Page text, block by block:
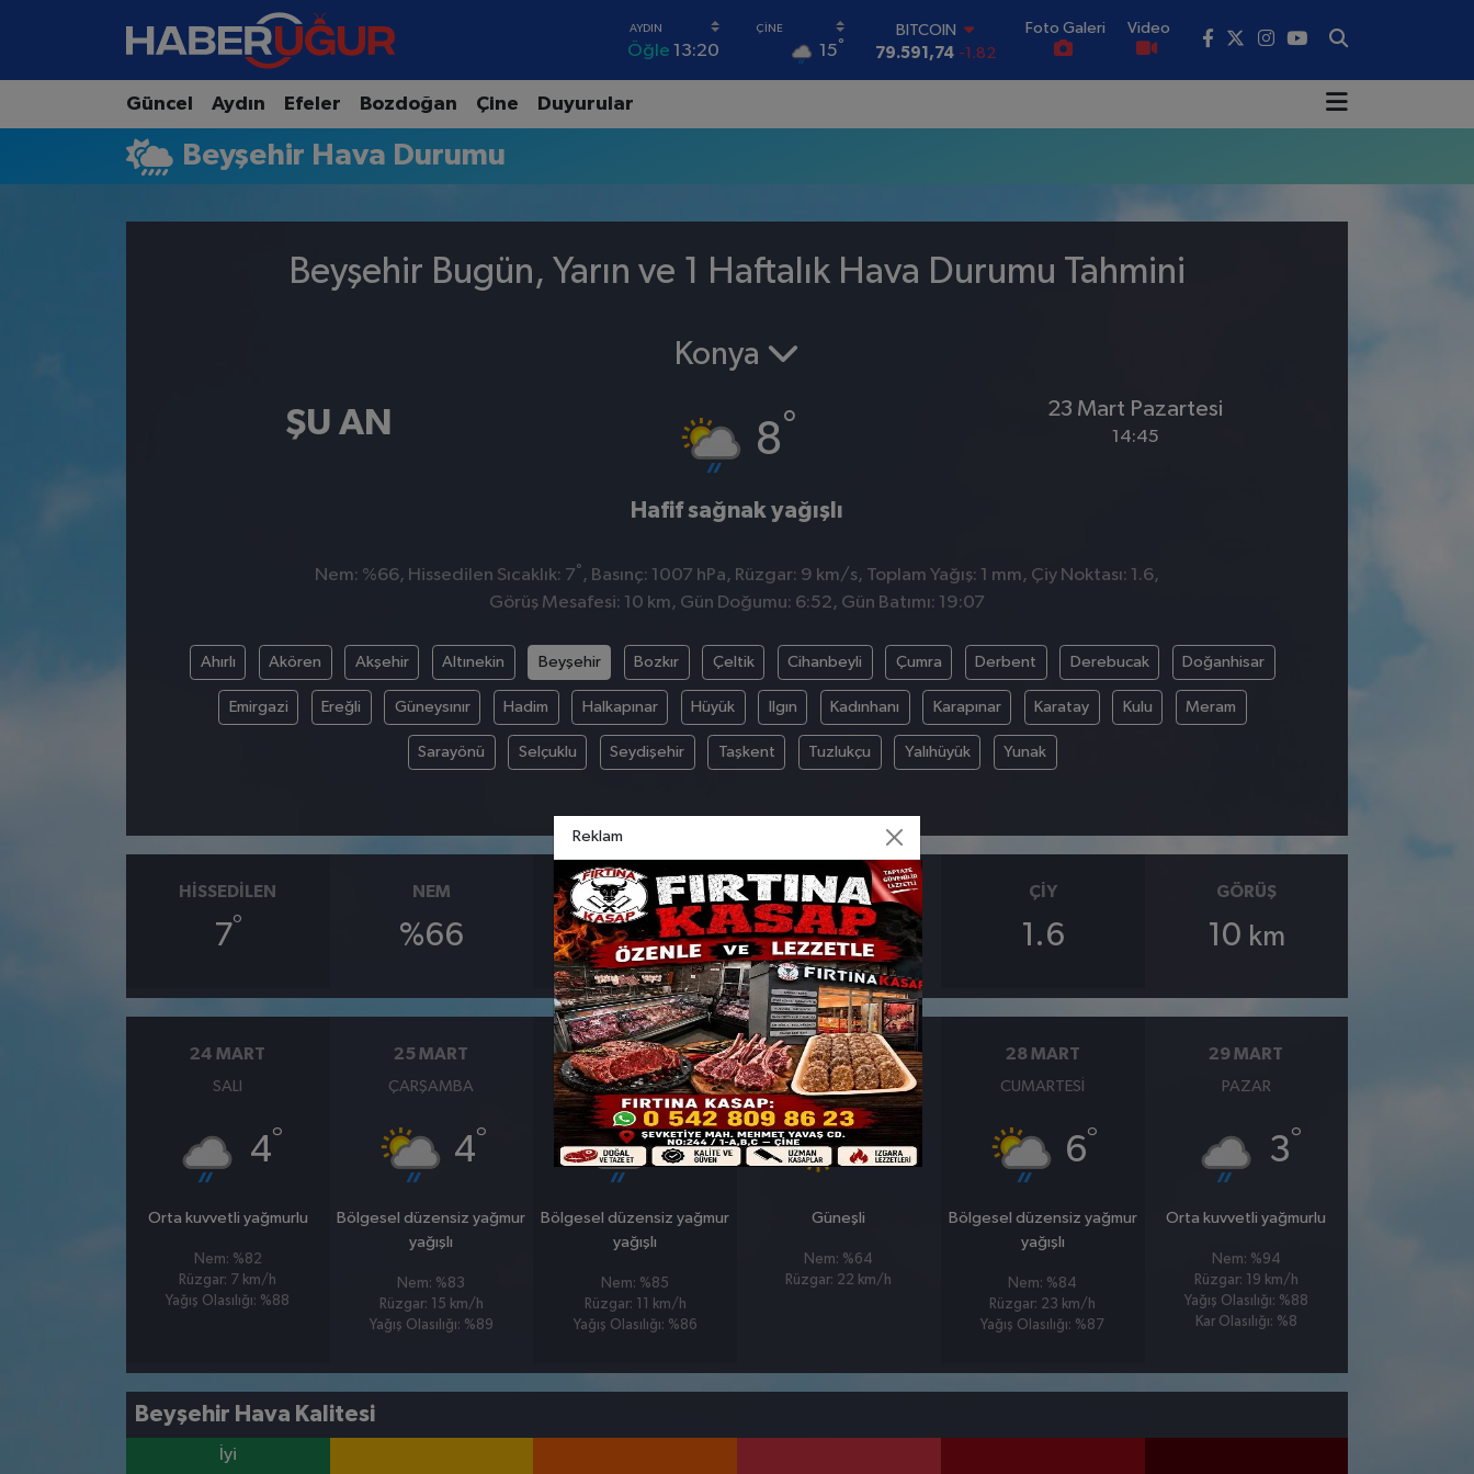
Öğle 13:20 15°
BITCOIN
79.591,74 -1.82
BİST100
14.598,00 0
Foto Galeri Video
Güncel Aydın Efeler Bozdoğan Çine Duyurular
Beyşehir Hava Durumu
Beyşehir Bugün, Yarın ve 1 Haftalık Hava Durumu Tahmini
ŞU AN
Konya
8°
Hafif sağnak yağışlı
23 Mart Pazartesi
14:45
Nem: %66, Hissedilen Sıcaklık: 7° , Basınç: 1007 hPa, Rüzgar: 9 km/s, Toplam Yağış: 1 mm, Çiy Noktası: 1.6,
Görüş Mesafesi: 10 km, Gün Doğumu: 6:52, Gün Batımı: 19:07
Ahırlı Akören Akşehir Altınekin Beyşehir Bozkır Çeltik Cihanbeyli Çumra Derbent Derebucak Doğanhisar
Emirgazi Ereğli Güneysınır Hadim Halkapınar Hüyük Ilgın Kadınhanı Karapınar Karatay Kulu Meram
Sarayönü Selçuklu Seydişehir Taşkent Tuzlukçu Yalıhüyük Yunak
HISSEDILEN
7°
NEM
%66
BASINÇ
1007hpa
RÜZGAR
9km/s
ÇIY
1.6
GÖRÜŞ
10 km
24 MART
SALI
4°
Orta kuvvetli yağmurlu
Nem: %82
Rüzgar: 7 km/h
Yağış Olasılığı: %88
25 MART
ÇARŞAMBA
4°
Bölgesel düzensiz yağmur
yağışlı
Nem: %83
Rüzgar: 15 km/h
Yağış Olasılığı: %89
26 MART
PERŞEMBE
5°
Bölgesel düzensiz yağmur
yağışlı
Nem: %85
Rüzgar: 11 km/h
Yağış Olasılığı: %86
27 MART
CUMA
7°
Güneşli
Nem: %64
Rüzgar: 22 km/h
28 MART
CUMARTESI
6°
Bölgesel düzensiz yağmur
yağışlı
Nem: %84
Rüzgar: 23 km/h
Yağış Olasılığı: %87
29 MART
PAZAR
3°
Orta kuvvetli yağmurlu
Nem: %94
Rüzgar: 19 km/h
Yağış Olasılığı: %88
Kar Olasılığı: %8
Beyşehir Hava Kalitesi
İyi
Aydın Nöbetçi Eczaneler
Aydın Hava Durumu
Reklam